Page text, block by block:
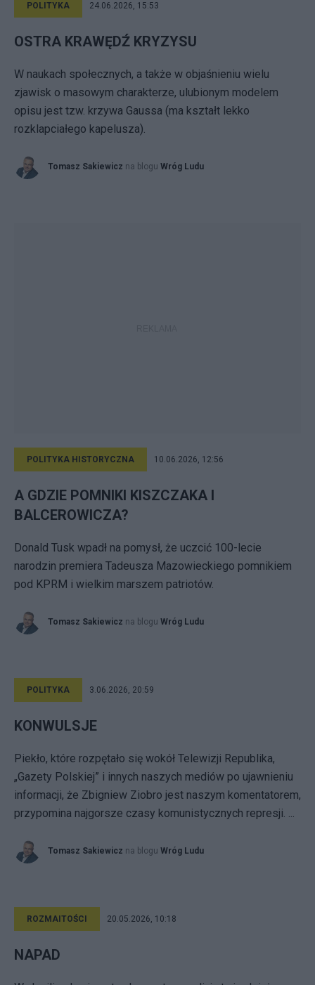
POLITYKA 24.06.2026, 15:53
OSTRA KRAWĘDŹ KRYZYSU
W naukach społecznych, a także w objaśnieniu wielu
zjawisk o masowym charakterze, ulubionym modelem
opisu jest tzw. krzywa Gaussa (ma kształt lekko
rozklapciałego kapelusza).
Tomasz Sakiewicz na blogu Wróg Ludu
POLITYKA HISTORYCZNA 10.06.2026, 12:56
A GDZIE POMNIKI KISZCZAKA I
BALCEROWICZA?
Donald Tusk wpadł na pomysł, że uczcić 100-lecie
narodzin premiera Tadeusza Mazowieckiego pomnikiem
pod KPRM i wielkim marszem patriotów.
Tomasz Sakiewicz na blogu Wróg Ludu
POLITYKA 3.06.2026, 20:59
KONWULSJE
Piekło, które rozpętało się wokół Telewizji Republika,
„Gazety Polskiej” i innych naszych mediów po ujawnieniu
informacji, że Zbigniew Ziobro jest naszym komentatorem,
przypomina najgorsze czasy komunistycznych represji. ...
Tomasz Sakiewicz na blogu Wróg Ludu
ROZMAITOŚCI 20.05.2026, 10:18
NAPAD